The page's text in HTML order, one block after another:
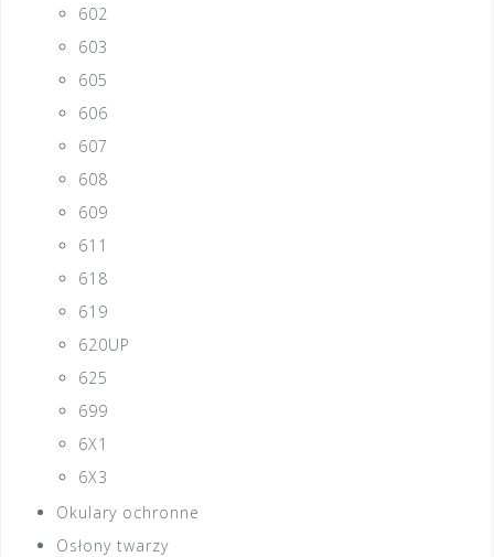
602
603
605
606
607
608
609
611
618
619
620UP
625
699
6X1
6X3
Okulary ochronne
Osłony twarzy